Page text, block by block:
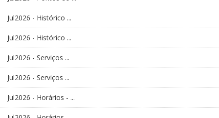
Jul2026 - Histórico ...
Jul2026 - Histórico ...
Jul2026 - Serviços ...
Jul2026 - Serviços ...
Jul2026 - Horários - ...